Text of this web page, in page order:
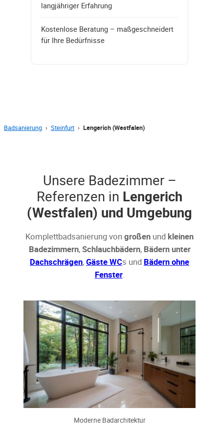
langjähriger Erfahrung
Kostenlose Beratung – maßgeschneidert
für Ihre Bedürfnisse
Badsanierung › Steinfurt › Lengerich (Westfalen)
Unsere Badezimmer –
Referenzen in Lengerich
(Westfalen) und Umgebung
Komplettbadsanierung von großen und kleinen
Badezimmern,Schlauchbädern, Bädern unter
Dachschrägen,Gäste WCs und Bädern ohne
Fenster.
Moderne Badarchitektur